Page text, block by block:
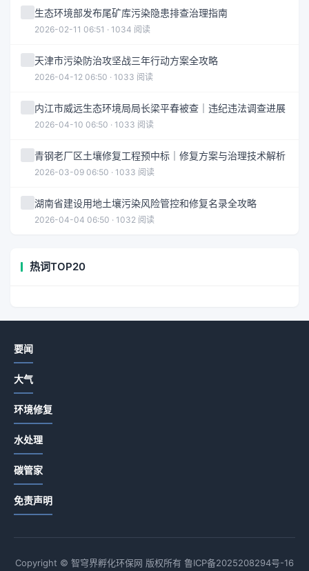
生态环境部发布尾矿库污染隐患排查治理指南
2026-02-11 06:51 · 1034 阅读
天津市污染防治攻坚战三年行动方案全攻略
2026-04-12 06:50 · 1033 阅读
内江市威远生态环境局局长梁平春被查｜违纪违法调查进展
2026-04-10 06:50 · 1033 阅读
青钢老厂区土壤修复工程预中标｜修复方案与治理技术解析
2026-03-09 06:50 · 1033 阅读
湖南省建设用地土壤污染风险管控和修复名录全攻略
2026-04-04 06:50 · 1032 阅读
热词TOP20
要闻
大气
环境修复
水处理
碳管家
免责声明
Copyright © 智穹界孵化环保网 版权所有 鲁ICP备2025208294号-16